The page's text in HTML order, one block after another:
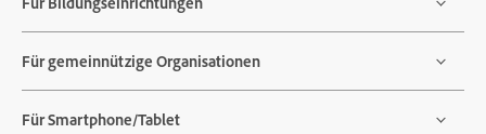
Für gemeinnützige Organisationen
Für Smartphone/Tablet